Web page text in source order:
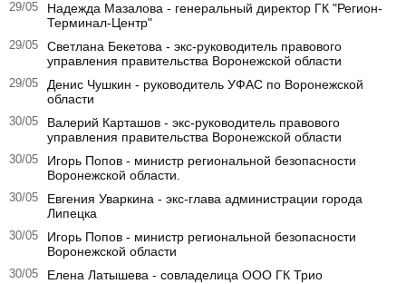
29/05
Надежда Мазалова - генеральный директор ГК "Регион-
Терминал-Центр"
29/05
Светлана Бекетова - экс-руководитель правового
управления правительства Воронежской области
29/05
Денис Чушкин - руководитель УФАС по Воронежской
области
30/05
Валерий Карташов - экс-руководитель правового
управления правительства Воронежской области
30/05
Игорь Попов - министр региональной безопасности
Воронежской области.
30/05
Евгения Уваркина - экс-глава администрации города
Липецка
30/05
Игорь Попов - министр региональной безопасности
Воронежской области
30/05 Елена Латышева - совладелица ООО ГК Трио